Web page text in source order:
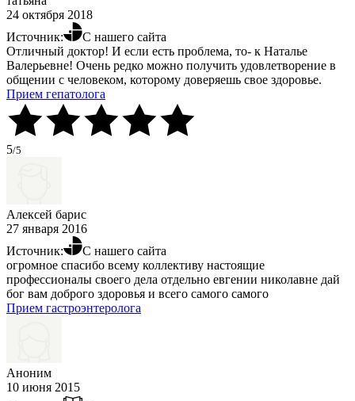
24 октября 2018
Источник:
С нашего сайта
Отличный доктор! И если есть проблема, то- к Наталье
Валерьевне! Очень редко можно получить удовлетворение в
общении с человеком, которому доверяешь свое здоровье.
Прием гепатолога
5/5
Алексей барис
27 января 2016
Источник:
С нашего сайта
огромное спасибо всему коллективу настоящие
профессионалы своего дела отдельно евгении николавне дай
бог вам доброго здоровья и всего самого самого
Прием гастроэнтеролога
Аноним
10 июня 2015